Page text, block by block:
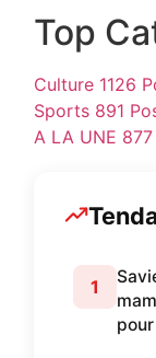
Top
Culture 1126
Sports 891
A LA UNE
1